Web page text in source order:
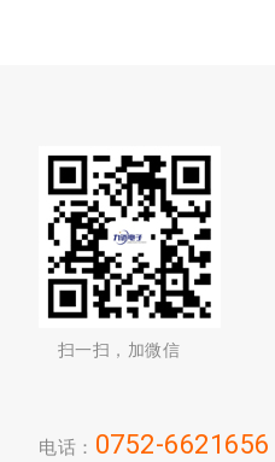
扫一扫，加微信
电话： 0752-6621656